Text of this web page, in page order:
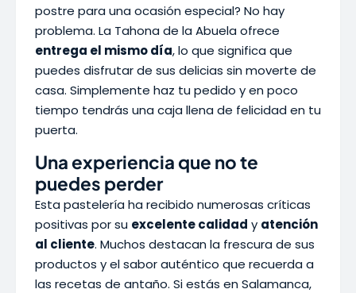
postre para una ocasión especial? No hay
problema. La Tahona de la Abuela ofrece
entrega el mismo día, lo que significa que
puedes disfrutar de sus delicias sin moverte de
casa. Simplemente haz tu pedido y en poco
tiempo tendrás una caja llena de felicidad en tu
puerta.
Una experiencia que no te
puedes perder
Esta pastelería ha recibido numerosas críticas
positivas por su excelente calidad y atención
al cliente. Muchos destacan la frescura de sus
productos y el sabor auténtico que recuerda a
las recetas de antaño. Si estás en Salamanca,